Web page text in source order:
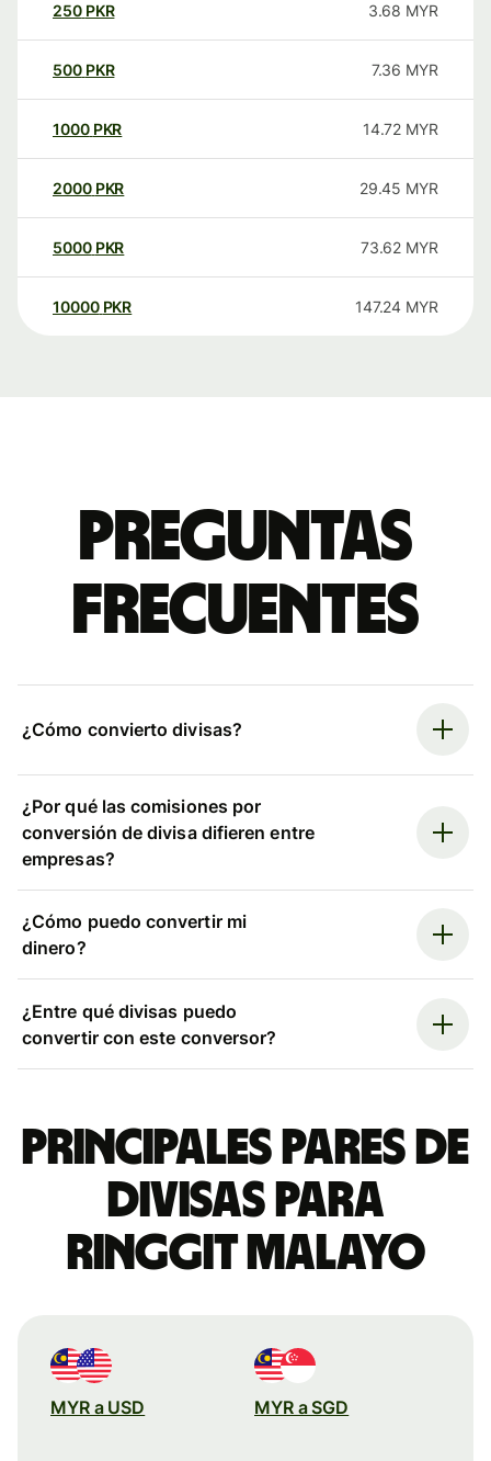
250 PKR 3.68 MYR
500 PKR 7.36 MYR
1000 PKR 14.72 MYR
2000 PKR 29.45 MYR
5000 PKR 73.62 MYR
10000 PKR 147.24 MYR
Preguntas
frecuentes
¿Cómo convierto divisas?
¿Por qué las comisiones por
conversión de divisa difieren entre
empresas?
¿Cómo puedo convertir mi
dinero?
¿Entre qué divisas puedo
convertir con este conversor?
Principales pares de
divisas para
ringgit malayo
MYR a USD MYR a SGD